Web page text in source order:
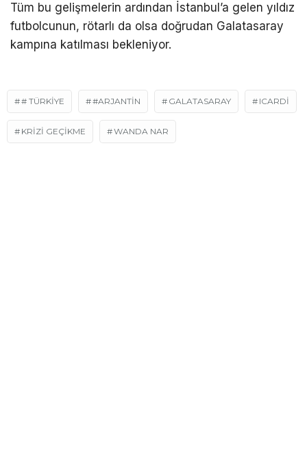
Tüm bu gelişmelerin ardından İstanbul’a gelen yıldız
futbolcunun, rötarlı da olsa doğrudan Galatasaray
kampına katılması bekleniyor.
# TÜRKIYE #ARJANTIN GALATASARAY ICARDI
KRİZİ GEÇİKME WANDA NAR